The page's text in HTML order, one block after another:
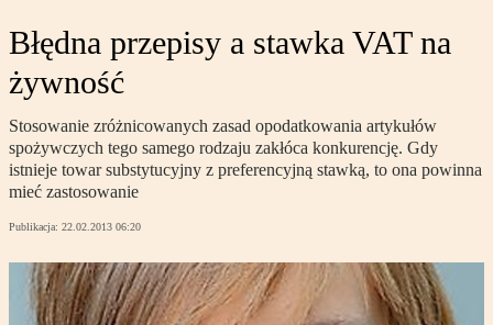
Błędna przepisy a stawka VAT na
żywność
Stosowanie zróżnicowanych zasad opodatkowania artykułów
spożywczych tego samego rodzaju zakłóca konkurencję. Gdy
istnieje towar substytucyjny z preferencyjną stawką, to ona powinna
mieć zastosowanie
Publikacja: 22.02.2013 06:20